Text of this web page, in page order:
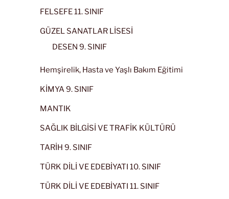
FELSEFE 11. SINIF
GÜZEL SANATLAR LİSESİ
DESEN 9. SINIF
Hemşirelik, Hasta ve Yaşlı Bakım Eğitimi
KİMYA 9. SINIF
MANTIK
SAĞLIK BİLGİSİ VE TRAFİK KÜLTÜRÜ
TARİH 9. SINIF
TÜRK DİLİ VE EDEBİYATI 10. SINIF
TÜRK DİLİ VE EDEBİYATI 11. SINIF